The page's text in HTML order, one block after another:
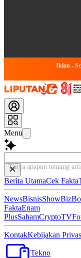
Iklan -
Menu
Tanya apapun tentang arti
Berita UtamaCek Fakta
NewsBisnisShowBiz
FaktaEnam
PlusSahamCryptoTV
KontakKebijakan
Tekno